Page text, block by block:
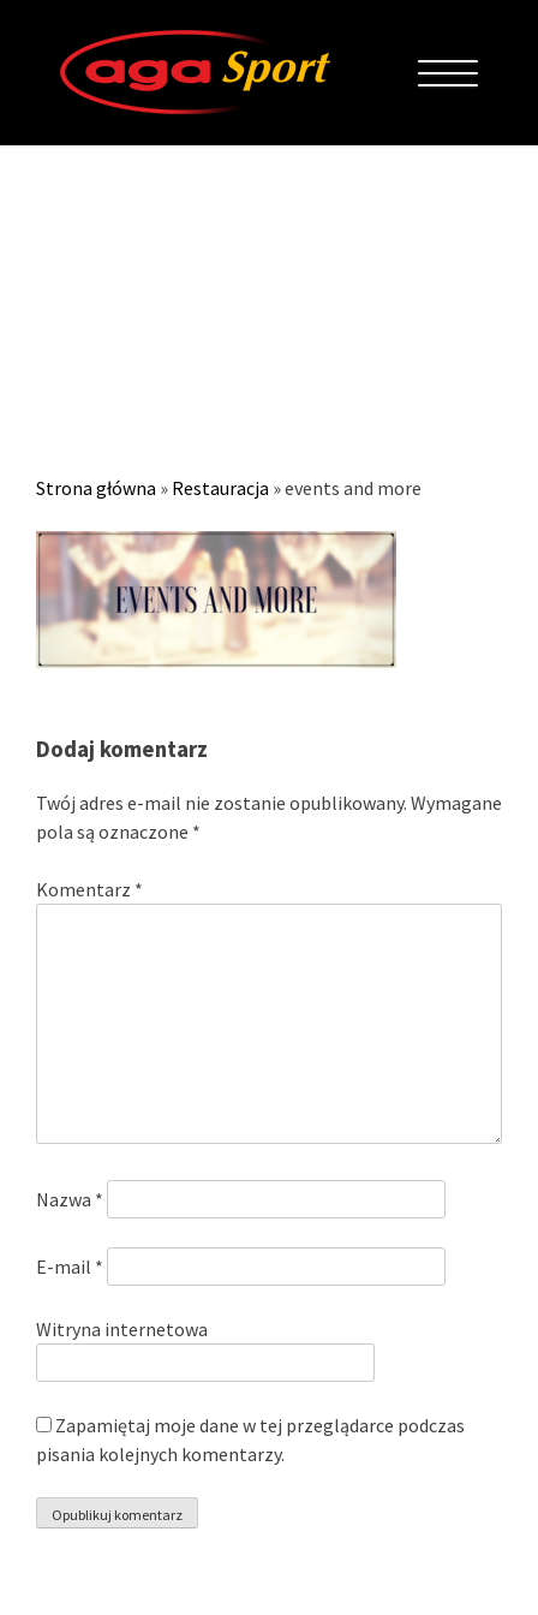
Strona główna » Restauracja »events and more
Dodaj komentarz
Twój adres e-mail nie zostanie opublikowany. Wymagane
pola są oznaczone *
Komentarz *
Nazwa *
E-mail *
Witryna internetowa
Zapamiętaj moje dane w tej przeglądarce podczas
pisania kolejnych komentarzy.